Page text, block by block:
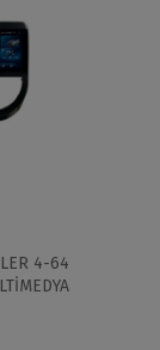
4-64